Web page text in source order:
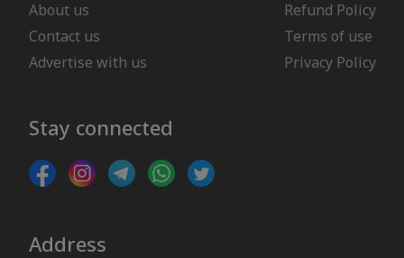
About us
Contact us
Advertise with us
Refund Policy
Terms of use
Privacy Policy
Stay connected
Address